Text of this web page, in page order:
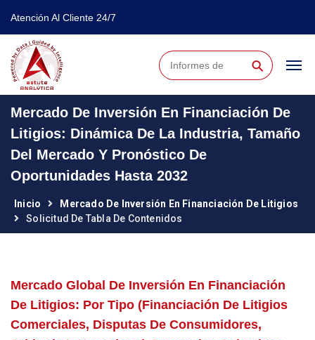
Atención Al Cliente 24/7
⚲
Mercado De Inversión En Financiación De
Litigios: Dinámica De La Industria, Tamaño
Del Mercado Y Pronóstico De
Oportunidades Hasta 2032
Inicio
Mercado De Inversión En Financiación De Litigios
Solicitud De Tabla De Contenidos
Mercado Global De Inversión En Financiación
De Litigios: Por Tipo (financiación De Litigios
Comerciales, Disputas De Consumidores,